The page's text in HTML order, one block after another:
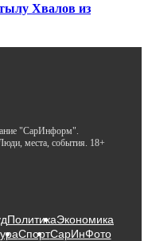
Хвалов из
"СарИнформ".
места, события. 18+
ПолитикаЭкономика
СпортСарИнФото